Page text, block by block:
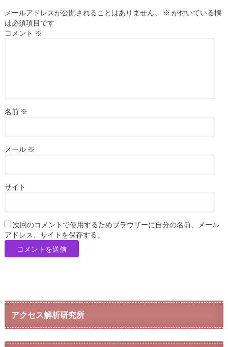
メールアドレスが公開されることはありません。 ※ が付いている欄
は必須項目です
コメント ※
名前 ※
メール ※
サイト
次回のコメントで使用するためブラウザーに自分の名前、メール
アドレス、サイトを保存する。
アクセス解析研究所